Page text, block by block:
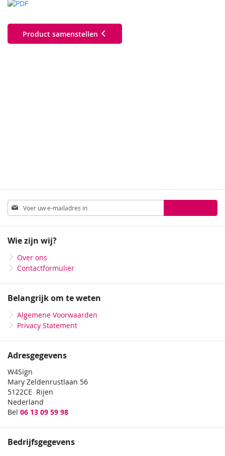
Product samenstellen
Abonneer
u
op
nieuwsbrief
Wie zijn wij?
Over ons
Contactformulier
Belangrijk om te weten
Algemene Voorwaarden
Privacy Statement
Adresgegevens
W4Sign
Mary Zeldenrustlaan 56
5122CE Rijen
Nederland
Bel 06 13 09 59 98
Bedrijfsgegevens